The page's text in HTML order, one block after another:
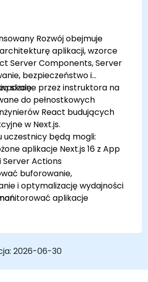
Rozwój obejmuje
aplikacji, wzorce
Server Components, Server
bezpieczeństwo i
skalę. przez instruktora na
do pełnostkowych
React budujących
w Next.js.
uczestnicy będą mogli:
aplikacje Next.js 16 z App
Server Actions
buforowanie,
i optymalizację wydajności
aplikacje
2026-06-30